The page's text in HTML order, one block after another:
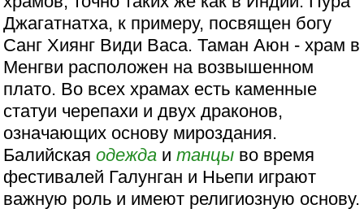
Джагатнатха, к примеру, посвящен богу
Санг Хиянг Види Васа. Таман Аюн - храм в
Менгви расположен на возвышенном
плато. Во всех храмах есть каменные
статуи черепахи и двух драконов,
означающих основу мироздания.
Балийскаяодежда итанцы во время
фестивалей Галунган и Ньепи играют
важную роль и имеют религиозную основу.